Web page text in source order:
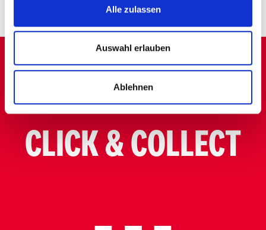
Alle zulassen
Auswahl erlauben
Ablehnen
Crispy Pommes regular Crispy Pommes large
CLICK & COLLECT